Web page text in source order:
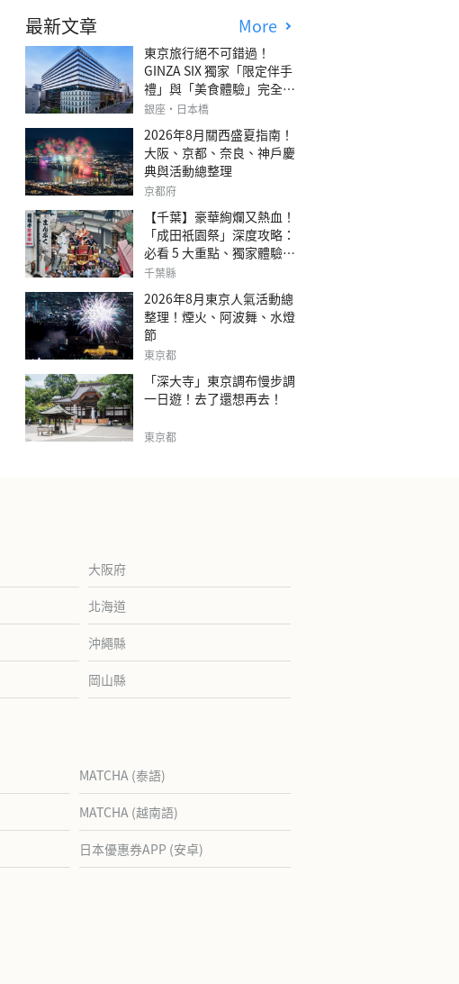
最新文章 More
東京旅行絕不可錯過！
GINZA SIX 獨家「限定伴手
禮」與「美食體驗」完全指
南
銀座・日本橋
2026年8月關西盛夏指南！
大阪、京都、奈良、神戶慶
典與活動總整理
京都府
【千葉】豪華絢爛又熱血！
「成田祇園祭」深度攻略：
必看 5 大重點、獨家體驗指
南
千葉縣
2026年8月東京人氣活動總
整理！煙火、阿波舞、水燈
節
東京都
「深大寺」東京調布慢步調
一日遊！去了還想再去！
東京都
大阪府
北海道
沖繩縣
岡山縣
MATCHA (泰語)
MATCHA (越南語)
日本優惠券APP (安卓)